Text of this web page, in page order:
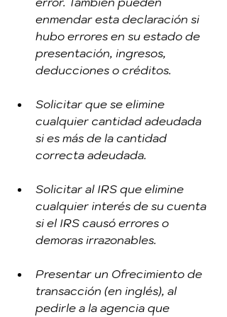
enmendar esta declaración si
hubo errores en su estado de
presentación, ingresos,
deducciones o créditos.
Solicitar que se elimine
cualquier cantidad adeudada
si es más de la cantidad
correcta adeudada.
Solicitar al IRS que elimine
cualquier interés de su cuenta
si el IRS causó errores o
demoras irrazonables.
Presentar un Ofrecimiento de
transacción (en inglés), al
pedirle a la agencia que